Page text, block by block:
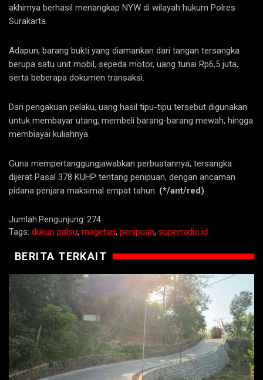
akhirnya berhasil menangkap NYW di wilayah hukum Polres
Surakarta.
Adapun, barang bukti yang diamankan dari tangan tersangka
berupa satu unit mobil, sepeda motor, uang tunai Rp6,5 juta,
serta beberapa dokumen transaksi.
Dari pengakuan pelaku, uang hasil tipu-tipu tersebut digunakan
untuk membayar utang, membeli barang-barang mewah, hingga
membiayai kuliahnya.
Guna mempertanggungjawabkan perbuatannya, tersangka
dijerat Pasal 378 KUHP tentang penipuan, dengan ancaman
pidana penjara maksimal empat tahun. (*/ant/red)
Jumlah Pengunjung: 274
Tags: dukun palsu, magetan, penipuan, superradio.id
BERITA TERKAIT